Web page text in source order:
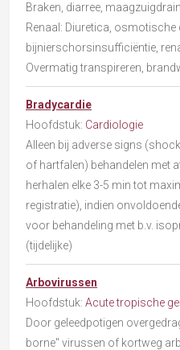
Braken, diarree,
Renaal: Diuretica, osmotische
bijnierschorsinsufficiëntie,
Overmatig transpireren,
Bradycardie
Hoofdstuk: Cardiologie
Alleen bij adverse signs
of hartfalen) behandelen met
herhalen elke 3-5 min tot
registratie), indien
voor behandeling met b.v.
(tijdelijke)
Arbovirussen
Hoofdstuk: Acute tropische
Door geleedpotigen
borne" virussen of kortweg